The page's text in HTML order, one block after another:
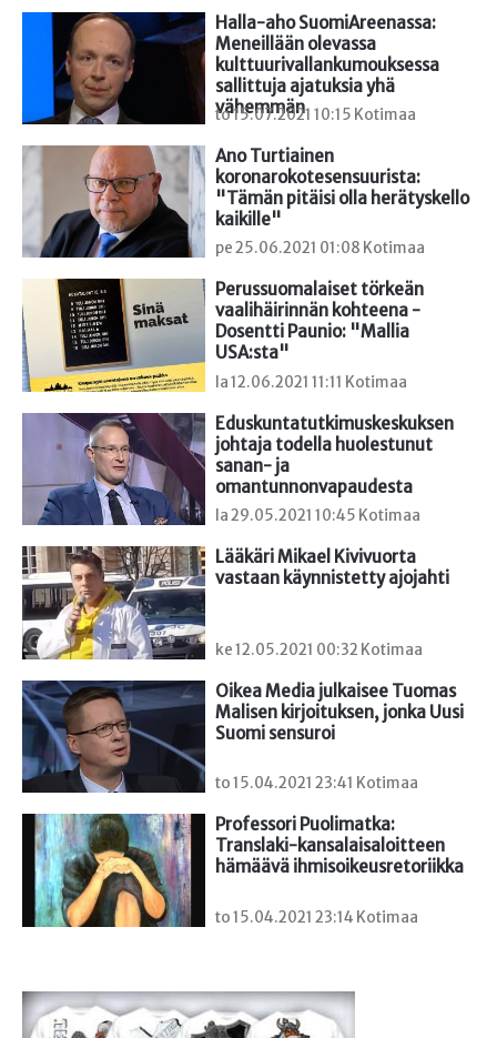
Halla-aho SuomiAreenassa:
Meneillään olevassa
kulttuurivallankumouksessa
sallittuja ajatuksia yhä
vähemmän
to 15.07.2021 10:15 Kotimaa
Ano Turtiainen
koronarokotesensuurista:
"Tämän pitäisi olla herätyskello
kaikille"
pe 25.06.2021 01:08 Kotimaa
Perussuomalaiset törkeän
vaalihäirinnän kohteena -
Dosentti Paunio: "Mallia
USA:sta"
la 12.06.2021 11:11 Kotimaa
Eduskuntatutkimuskeskuksen
johtaja todella huolestunut
sanan- ja
omantunnonvapaudesta
la 29.05.2021 10:45 Kotimaa
Lääkäri Mikael Kivivuorta
vastaan käynnistetty ajojahti
ke 12.05.2021 00:32 Kotimaa
Oikea Media julkaisee Tuomas
Malisen kirjoituksen, jonka Uusi
Suomi sensuroi
to 15.04.2021 23:41 Kotimaa
Professori Puolimatka:
Translaki-kansalaisaloitteen
hämäävä ihmisoikeusretoriikka
to 15.04.2021 23:14 Kotimaa